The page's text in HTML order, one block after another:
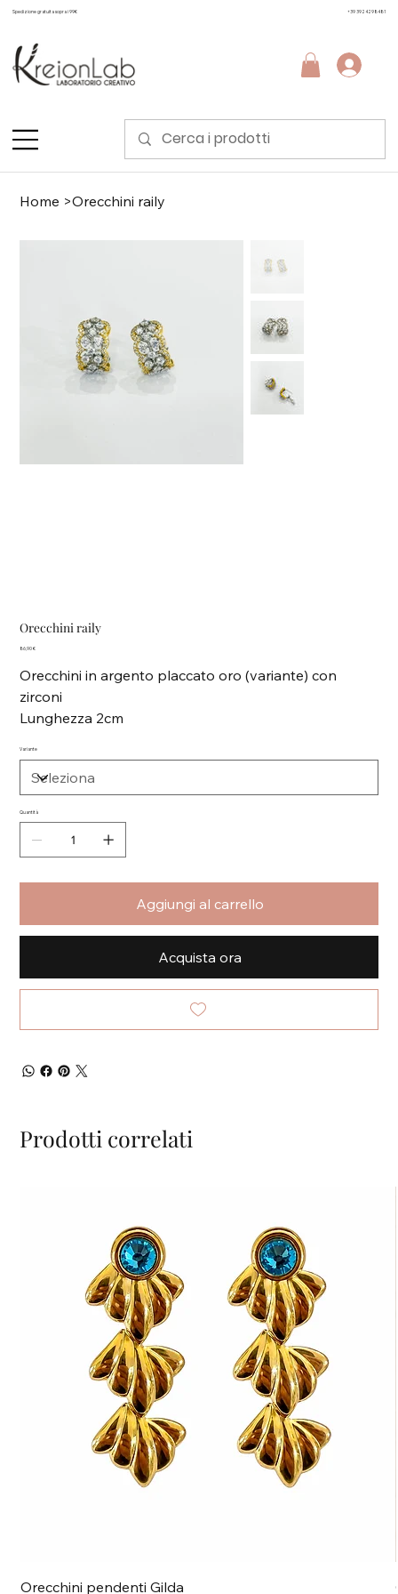
Spedizione gratuita sopra i 99€ +39 3924298481
Home >Orecchini raily
Orecchini raily
Prezzo
86,90 €
Orecchini in argento placcato oro (variante) con
zirconi
Lunghezza 2cm
Variante
Quantità
Aggiungi al carrello
Acquista ora
Prodotti correlati
Orecchini pendenti Gilda